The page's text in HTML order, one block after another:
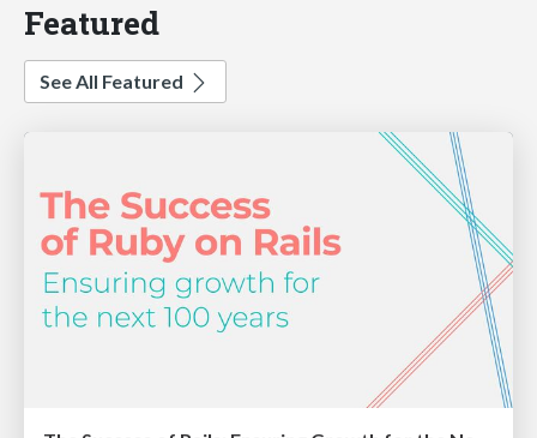
Featured
See All Featured